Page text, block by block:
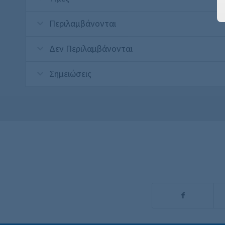
Περιλαμβάνονται
Δεν Περιλαμβάνονται
Σημειώσεις